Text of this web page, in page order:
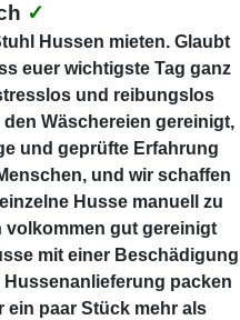
✓
Hussen mieten. Glaubt
euer wichtigste Tag ganz
und reibungslos
Wäschereien gereinigt,
und geprüfte Erfahrung
und wir schaffen
Husse manuell zu
volkommen gut gereinigt
mit einer Beschädigung
packen
ein paar Stück mehr als